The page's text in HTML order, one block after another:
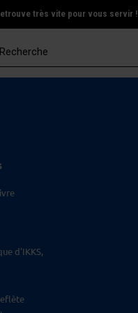
très vite pour vous servir !
d'IKKS,